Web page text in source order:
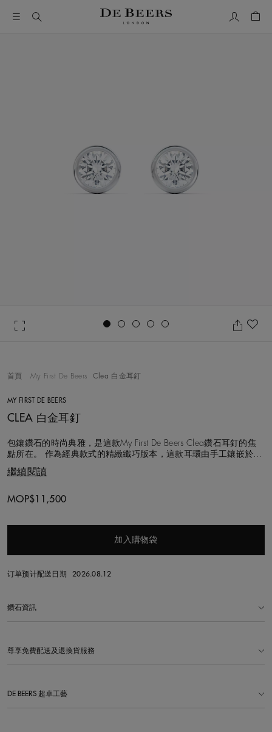
首頁 My First De Beers Clea 白金耳釘
MY FIRST DE BEERS
CLEA 白金耳釘
包鑲鑽石的時尚典雅，是這款My First De Beers Clea鑽石耳釘的焦
點所在。 作為經典款式的精緻纖巧版本，這款耳環由手工鑲嵌於
所有天然鑽石一樣，選用的每顆鑽石皆以遵循道德章程的方式按照
繼續閱讀
Original price
MOP$11,500
加入購物袋
订单预计配送日期 2026.08.12
鑽石資訊
尊享免費配送及退換貨服務
DE BEERS 超卓工藝